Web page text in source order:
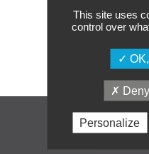
Navigation
This site uses
control over
Personalize